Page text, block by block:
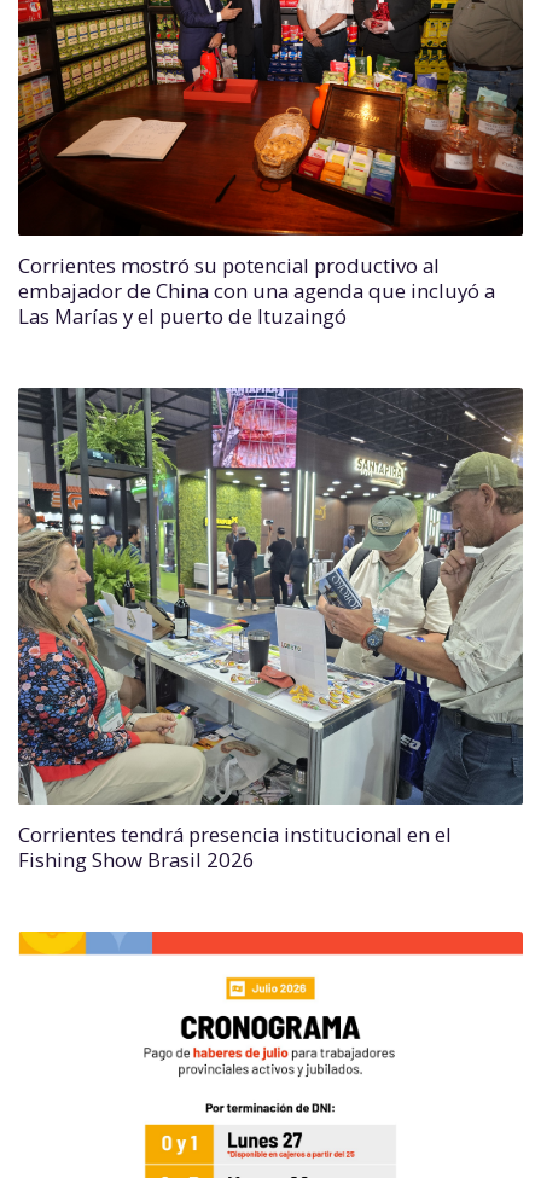
Corrientes mostró su potencial productivo al
embajador de China con una agenda que incluyó a
Las Marías y el puerto de Ituzaingó
Corrientes tendrá presencia institucional en el
Fishing Show Brasil 2026